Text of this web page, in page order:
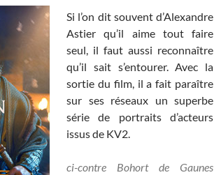
Si l’on dit souvent d’Alexandre
Astier qu’il aime tout faire
seul, il faut aussi reconnaître
qu’il sait s’entourer. Avec la
sortie du film, il a fait paraître
sur ses réseaux un superbe
série de portraits d’acteurs
issus de KV2.
ci-contre Bohort de Gaunes